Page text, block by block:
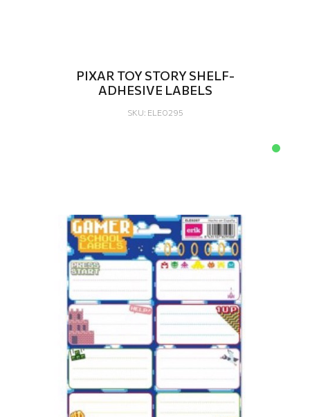
PIXAR TOY STORY SHELF-
ADHESIVE LABELS
SKU: ELE0295